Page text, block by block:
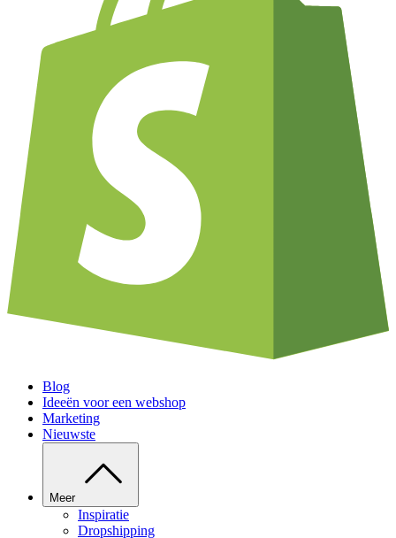
Blog
Ideeën voor een webshop
Marketing
Nieuwste
Meer
Inspiratie
Dropshipping